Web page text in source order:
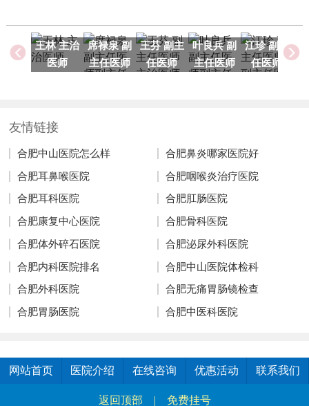
王林 主治
医师
席禄泉 副
主任医师
王芬 副主
任医师
叶良兵 副
主任医师
江珍 副主
任医师
友情链接
合肥中山医院怎么样 合肥鼻炎哪家医院好
合肥耳鼻喉医院 合肥咽喉炎治疗医院
合肥耳科医院 合肥肛肠医院
合肥康复中心医院 合肥骨科医院
合肥体外碎石医院 合肥泌尿外科医院
合肥内科医院排名 合肥中山医院体检科
合肥外科医院 合肥无痛胃肠镜检查
合肥胃肠医院 合肥中医科医院
网站首页 医院介绍 在线咨询 优惠活动 联系我们
返回顶部 | 免费挂号